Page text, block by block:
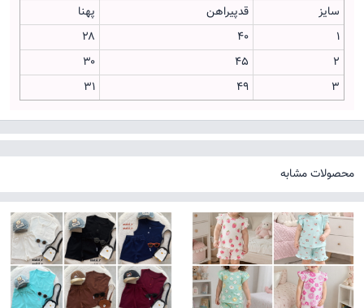
سایز
قدپیراهن
پهنا
1
۴۰
۲۸
2
۴۵
۳۰
3
۴۹ ۳۱
محصولات مشابه